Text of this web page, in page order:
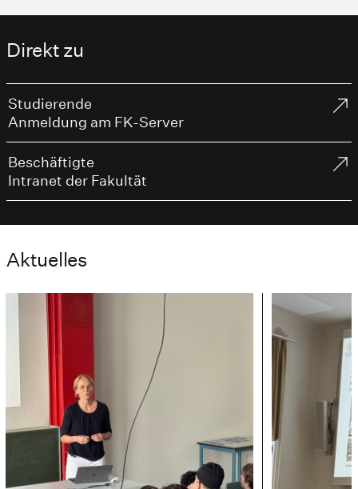
Direkt zu
Studierende
Anmeldung am FK-Server
Beschäftigte
Intranet der Fakultät
Aktuelles